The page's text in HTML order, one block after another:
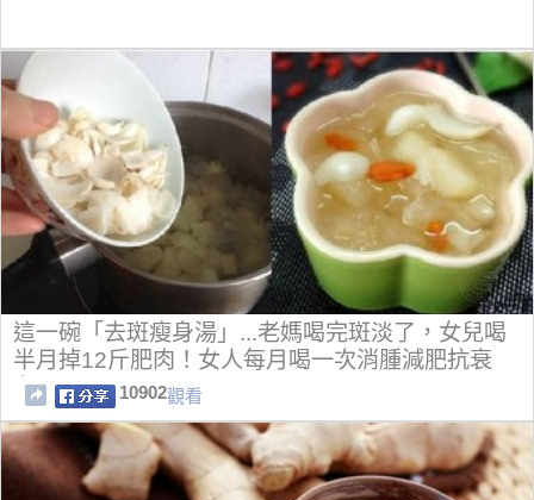
這一碗「去斑瘦身湯」...老媽喝完斑淡了，女兒喝
半月掉12斤肥肉！女人每月喝一次消腫減肥抗衰
老！！
10902觀看